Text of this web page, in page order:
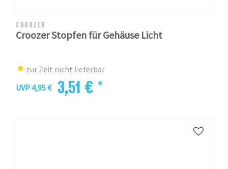
CROOZER
Croozer Stopfen für Gehäuse Licht
zur Zeit nicht lieferbar
UVP 4,95 €
3,51 € *